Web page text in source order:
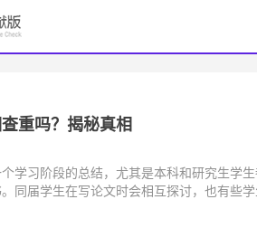
重吗？揭秘真相
学习阶段的总结，尤其是本科和研究生学
同届学生在写论文时会相互探讨，也有些